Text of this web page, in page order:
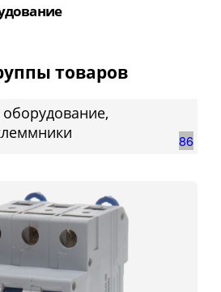
товаров
86